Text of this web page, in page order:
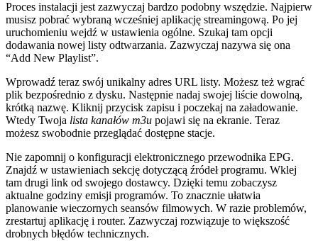
Proces instalacji jest zazwyczaj bardzo podobny wszędzie. Najpierw
musisz pobrać wybraną wcześniej aplikację streamingową. Po jej
uruchomieniu wejdź w ustawienia ogólne. Szukaj tam opcji
dodawania nowej listy odtwarzania. Zazwyczaj nazywa się ona
“Add New Playlist”.
Wprowadź teraz swój unikalny adres URL listy. Możesz też wgrać
plik bezpośrednio z dysku. Następnie nadaj swojej liście dowolną,
krótką nazwę. Kliknij przycisk zapisu i poczekaj na załadowanie.
Wtedy Twoja lista kanałów m3u pojawi się na ekranie. Teraz
możesz swobodnie przeglądać dostępne stacje.
Nie zapomnij o konfiguracji elektronicznego przewodnika EPG.
Znajdź w ustawieniach sekcję dotyczącą źródeł programu. Wklej
tam drugi link od swojego dostawcy. Dzięki temu zobaczysz
aktualne godziny emisji programów. To znacznie ułatwia
planowanie wieczornych seansów filmowych. W razie problemów,
zrestartuj aplikację i router. Zazwyczaj rozwiązuje to większość
drobnych błędów technicznych.